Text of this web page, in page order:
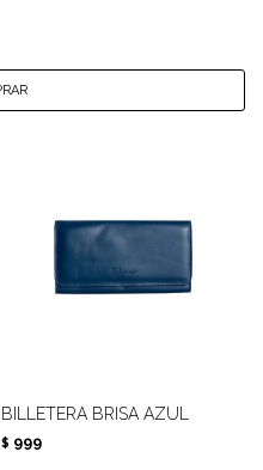
BILLETERA BRISA AZUL
$ 999